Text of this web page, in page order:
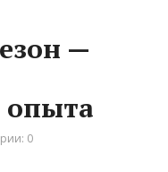
—
опыта
0